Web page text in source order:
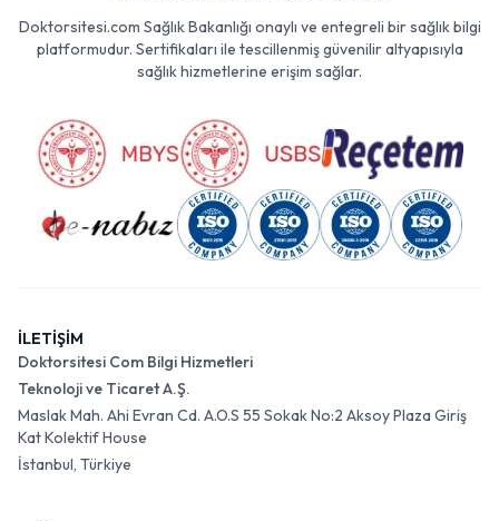
Doktorsitesi.com Sağlık Bakanlığı onaylı ve entegreli bir sağlık bilgi
platformudur. Sertifikaları ile tescillenmiş güvenilir altyapısıyla
sağlık hizmetlerine erişim sağlar.
İLETİŞİM
Doktorsitesi Com Bilgi Hizmetleri
Teknoloji ve Ticaret A.Ş.
Maslak Mah. Ahi Evran Cd. A.O.S 55 Sokak No:2 Aksoy Plaza Giriş
Kat Kolektif House
İstanbul, Türkiye